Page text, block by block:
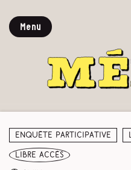
Menu
Enquête participative
libre accès